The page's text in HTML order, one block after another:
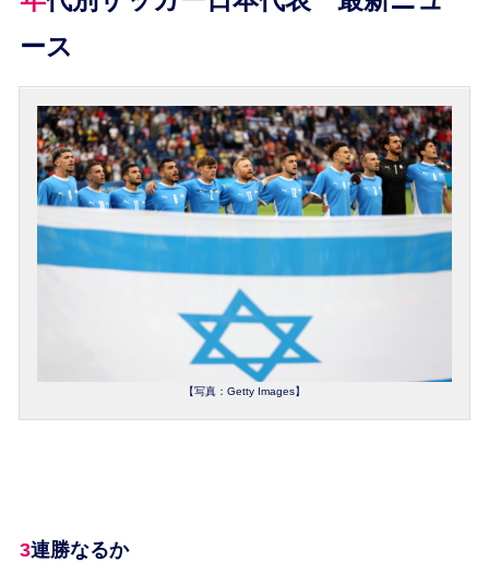
ース
【写真：Getty Images】
3連勝なるか